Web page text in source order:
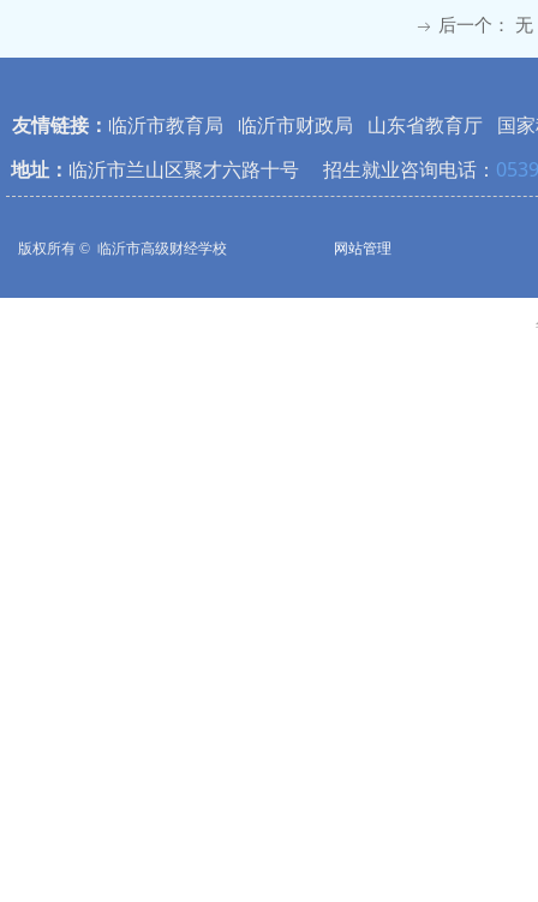
ꁹ 后一个： 无
地址： 临沂市兰山区聚才六路十号 招生就业咨询电话：
友情链接： 临沂市教育局 临沂市财政局 山东省教育厅 国
版权所有 © 临沂市高级财经学校 网站管理